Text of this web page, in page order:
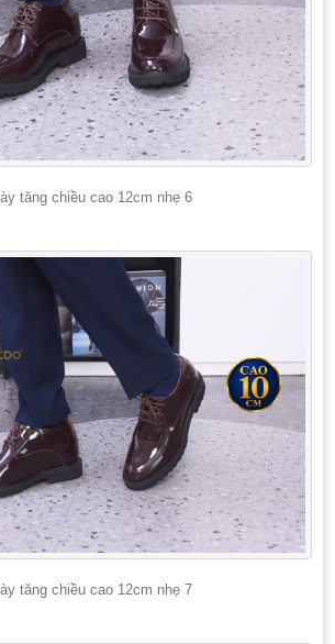
tăng chiều cao 12cm nhẹ 6
tăng chiều cao 12cm nhẹ 7